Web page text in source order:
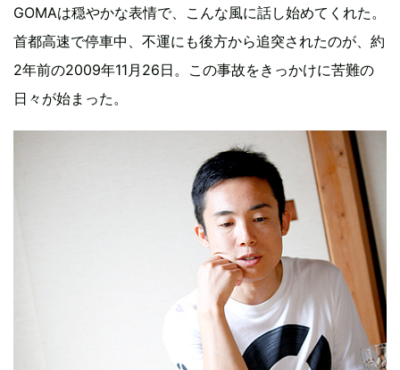
GOMAは穏やかな表情で、こんな風に話し始めてくれた。
首都高速で停車中、不運にも後方から追突されたのが、約
2年前の2009年11月26日。この事故をきっかけに苦難の
日々が始まった。